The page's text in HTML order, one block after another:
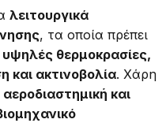
λειτουργικά
, τα οποία πρέπει
υψηλές θερμοκρασίες,
και ακτινοβολία. Χάρη
αεροδιαστημική και